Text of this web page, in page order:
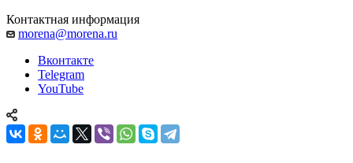
Контактная информация
morena@morena.ru
Вконтакте
Telegram
YouTube